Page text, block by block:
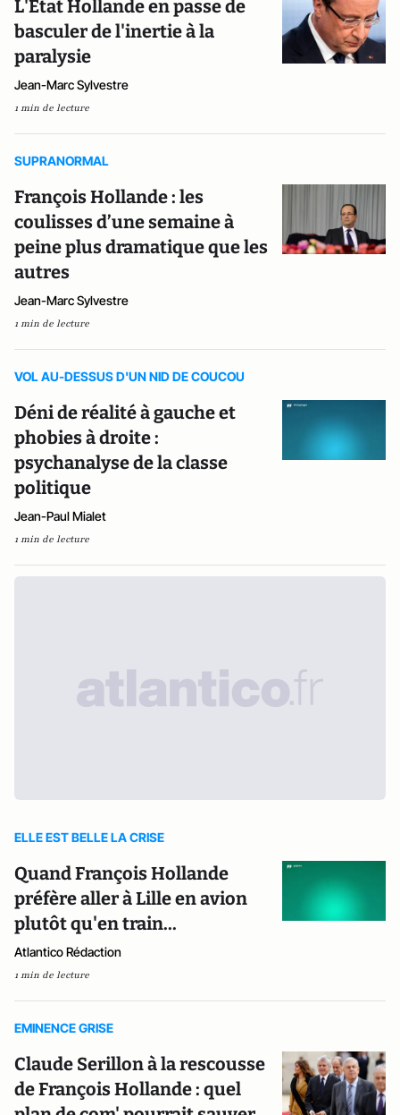
L'Etat Hollande en passe de
basculer de l'inertie à la
paralysie
Jean-Marc Sylvestre
1 min de lecture
SUPRANORMAL
François Hollande : les
coulisses d’une semaine à
peine plus dramatique que les
autres
Jean-Marc Sylvestre
1 min de lecture
VOL AU-DESSUS D'UN NID DE COUCOU
Déni de réalité à gauche et
phobies à droite :
psychanalyse de la classe
politique
Jean-Paul Mialet
1 min de lecture
ELLE EST BELLE LA CRISE
Quand François Hollande
préfère aller à Lille en avion
plutôt qu'en train...
Atlantico Rédaction
1 min de lecture
EMINENCE GRISE
Claude Serillon à la rescousse
de François Hollande : quel